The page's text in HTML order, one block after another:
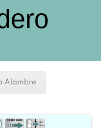
Alambre